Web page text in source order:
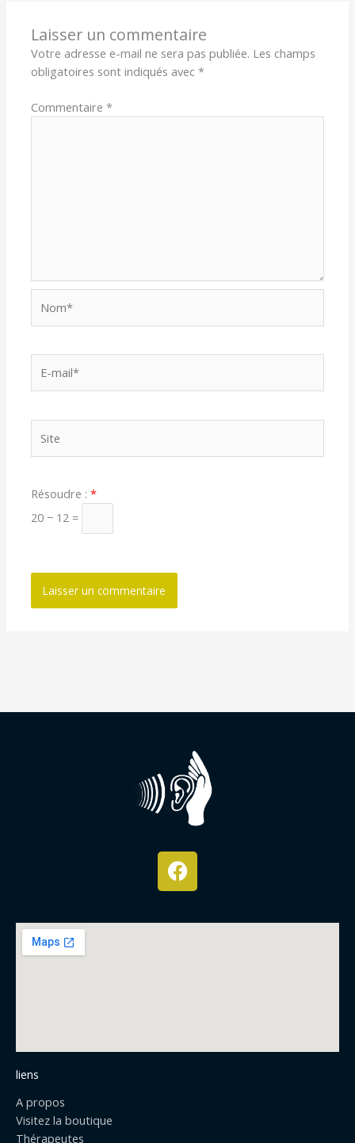
Laisser un commentaire
Votre adresse e-mail ne sera pas publiée. Les champs
obligatoires sont indiqués avec*
Commentaire*
mail*
Résoudre :*
20 − 12 =
F
a
c
e
liens
A propos
Visitez la boutique
Thérapeutes